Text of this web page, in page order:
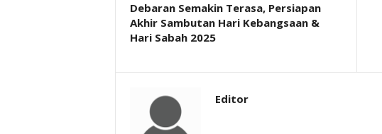
Debaran Semakin Terasa, Persiapan
Akhir Sambutan Hari Kebangsaan &
Hari Sabah 2025
Editor